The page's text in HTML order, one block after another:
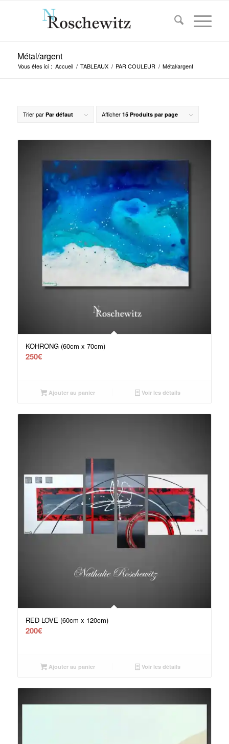
Métal/argent
Vous êtes ici : Accueil / TABLEAUX / PAR COULEUR / Métal/argent
Trier par Par défaut Afficher 15 Produits par page
KOHRONG (60cm x 70cm)
250€
Ajouter au panier Voir les détails
RED LOVE (60cm x 120cm)
200€
Ajouter au panier Voir les détails